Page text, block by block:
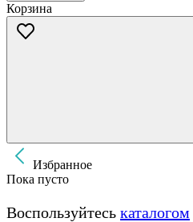
Корзина
Избранное
Пока пусто
Воспользуйтесь каталогом